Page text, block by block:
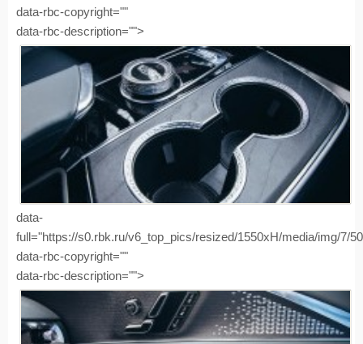
data-rbc-copyright=""
data-rbc-description="">
data-
full="https://s0.rbk.ru/v6_top_pics/resized/1550xH/media/img/7/
data-rbc-copyright=""
data-rbc-description="">